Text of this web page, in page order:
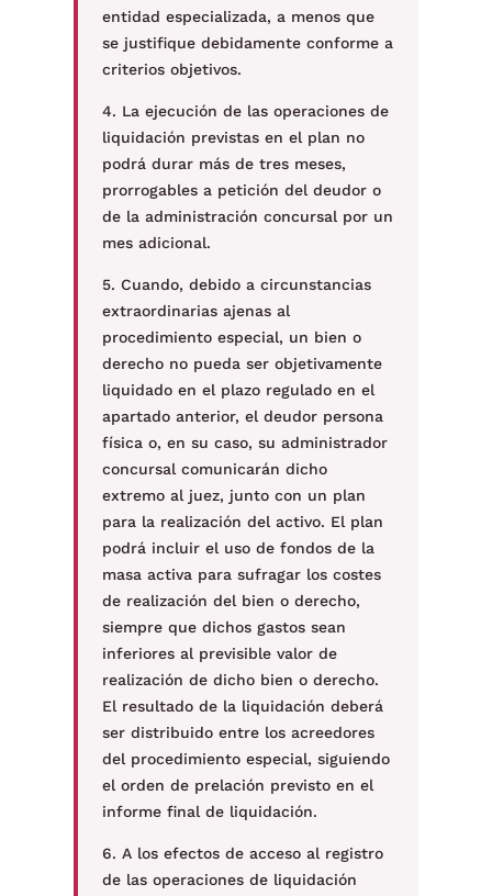
entidad especializada, a menos que
se justifique debidamente conforme a
criterios objetivos.
4. La ejecución de las operaciones de
liquidación previstas en el plan no
podrá durar más de tres meses,
prorrogables a petición del deudor o
de la administración concursal por un
mes adicional.
5. Cuando, debido a circunstancias
extraordinarias ajenas al
procedimiento especial, un bien o
derecho no pueda ser objetivamente
liquidado en el plazo regulado en el
apartado anterior, el deudor persona
física o, en su caso, su administrador
concursal comunicarán dicho
extremo al juez, junto con un plan
para la realización del activo. El plan
podrá incluir el uso de fondos de la
masa activa para sufragar los costes
de realización del bien o derecho,
siempre que dichos gastos sean
inferiores al previsible valor de
realización de dicho bien o derecho.
El resultado de la liquidación deberá
ser distribuido entre los acreedores
del procedimiento especial, siguiendo
el orden de prelación previsto en el
informe final de liquidación.
6. A los efectos de acceso al registro
de las operaciones de liquidación